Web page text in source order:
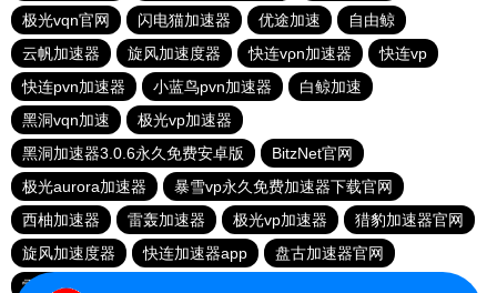
极光vqn官网
闪电猫加速器 优途加速
自由鲸
云帆加速器
旋风加速度器 快连vρn加速器
快连vp
快连pvn加速器
小蓝鸟pvn加速器
白鲸加速
黑洞vqn加速
极光vp加速器
黑洞加速器3.0.6永久免费安卓版
BitzNet官网
极光aurora加速器
暴雪vp永久免费加速器下载官网
西柚加速器
雷轰加速器 极光vp加速器
猎豹加速器官网
旋风加速度器
快连加速器app
盘古加速器官网
雷霆加器速